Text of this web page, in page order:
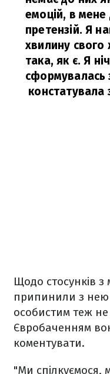
емоцій, в
претензій. Я
хвилину свого
така, як є. Я
сформувалась
констатувала
Щодо стосунків
припинили з нею
особистим теж не
Євробаченням
коментувати.
"Ми спілкуємося,